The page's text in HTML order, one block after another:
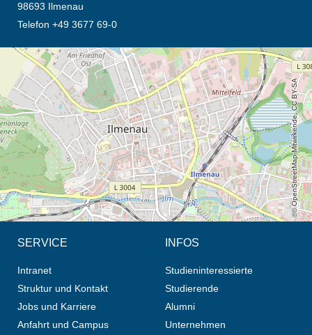
98693 Ilmenau
Telefon +49 3677 69-0
Öffnet die Anfahrtsbeschreibung in neuem Tab (Karte)
© OpenStreetMap-Mitwirkende, CC BY-SA
SERVICE
Intranet
Struktur und Kontakt
Jobs und Karriere
Anfahrt und Campus
INFOS
Studieninteressierte
Studierende
Alumni
Unternehmen